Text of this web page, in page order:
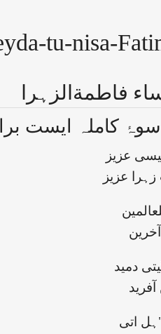
tu-nisa-
فاطمةالزہرا
کاملہ ایست
عزیز
عزیز
دمید
آفرید